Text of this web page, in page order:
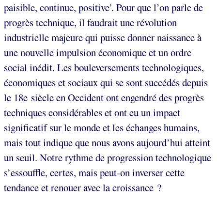
paisible, continue, positive’. Pour que l’on parle de
progrès technique, il faudrait une révolution
industrielle majeure qui puisse donner naissance à
une nouvelle impulsion économique et un ordre
social inédit. Les bouleversements technologiques,
économiques et sociaux qui se sont succédés depuis
le 18e siècle en Occident ont engendré des progrès
techniques considérables et ont eu un impact
significatif sur le monde et les échanges humains,
mais tout indique que nous avons aujourd’hui atteint
un seuil. Notre rythme de progression technologique
s’essouffle, certes, mais peut-on inverser cette
tendance et renouer avec la croissance ?